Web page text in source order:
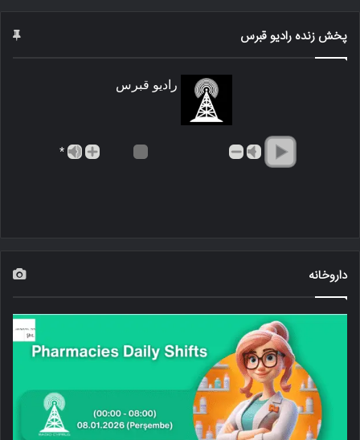
پخش زنده رادیو قبرس
رادیو قبرس
*
داروخانه